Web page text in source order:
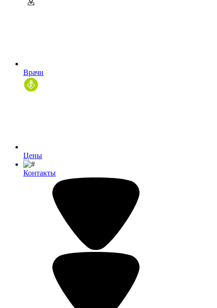
Врачи
Цены
Контакты